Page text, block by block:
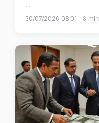
...
30/07/2026 08:01 · 8 min